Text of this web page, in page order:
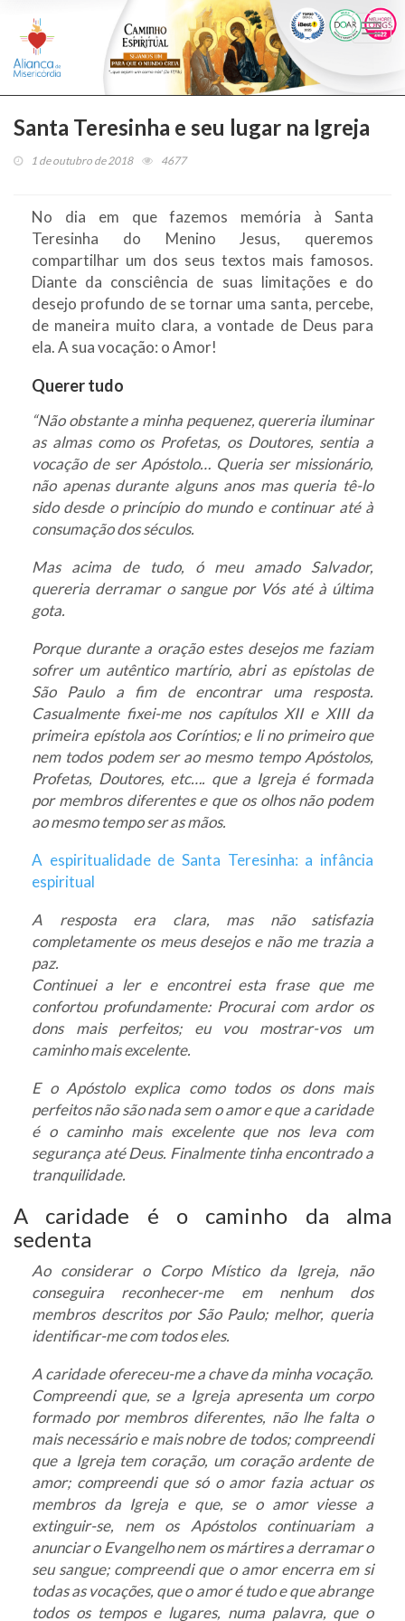
Santa Teresinha e seu lugar na Igreja
1 de outubro de 2018 4677
No dia em que fazemos memória à Santa
Teresinha do Menino Jesus, queremos
compartilhar um dos seus textos mais famosos.
Diante da consciência de suas limitações e do
desejo profundo de se tornar uma santa, percebe,
de maneira muito clara, a vontade de Deus para
ela. A sua vocação: o Amor!
Querer tudo
“Não obstante a minha pequenez, quereria iluminar
as almas como os Profetas, os Doutores, sentia a
vocação de ser Apóstolo… Queria ser missionário,
não apenas durante alguns anos mas queria tê-lo
sido desde o princípio do mundo e continuar até à
consumação dos séculos.
Mas acima de tudo, ó meu amado Salvador,
quereria derramar o sangue por Vós até à última
gota.
Porque durante a oração estes desejos me faziam
sofrer um autêntico martírio, abri as epístolas de
São Paulo a fim de encontrar uma resposta.
Casualmente fixei-me nos capítulos XII e XIII da
primeira epístola aos Coríntios; e li no primeiro que
nem todos podem ser ao mesmo tempo Apóstolos,
Profetas, Doutores, etc…. que a Igreja é formada
por membros diferentes e que os olhos não podem
ao mesmo tempo ser as mãos.
A espiritualidade de Santa Teresinha: a infância
espiritual
A resposta era clara, mas não satisfazia
completamente os meus desejos e não me trazia a
paz.
Continuei a ler e encontrei esta frase que me
confortou profundamente: Procurai com ardor os
dons mais perfeitos; eu vou mostrar-vos um
caminho mais excelente.
E o Apóstolo explica como todos os dons mais
perfeitos não são nada sem o amor e que a caridade
é o caminho mais excelente que nos leva com
segurança até Deus. Finalmente tinha encontrado a
tranquilidade.
A caridade é o caminho da alma
sedenta
Ao considerar o Corpo Místico da Igreja, não
conseguira reconhecer-me em nenhum dos
membros descritos por São Paulo; melhor, queria
identificar-me com todos eles.
A caridade ofereceu-me a chave da minha vocação.
Compreendi que, se a Igreja apresenta um corpo
formado por membros diferentes, não lhe falta o
mais necessário e mais nobre de todos; compreendi
que a Igreja tem coração, um coração ardente de
amor; compreendi que só o amor fazia actuar os
membros da Igreja e que, se o amor viesse a
extinguir-se, nem os Apóstolos continuariam a
anunciar o Evangelho nem os mártires a derramar o
seu sangue; compreendi que o amor encerra em si
todas as vocações, que o amor é tudo e que abrange
todos os tempos e lugares, numa palavra, que o